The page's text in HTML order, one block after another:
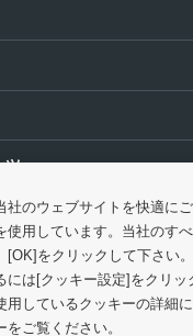
ます
ツ
意 プライバ
リシー クッ
方針 ウェブアク
社のウェブサイトを快適に
使用しています。当社のす
[OK]をクリックして下さい
には[クッキー設定]をクリッ
用しているクッキーの詳細
ご覧ください。